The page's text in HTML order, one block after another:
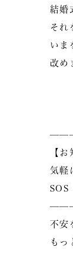
結婚
それ
いま
改め
【
気軽
SOS
不安
もっ